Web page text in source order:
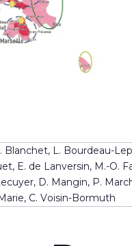
Blanchet, L. Bourdeau-
E. de Lanversin, M.-O.
D. Mangin, P.
C. Voisin-Bormuth